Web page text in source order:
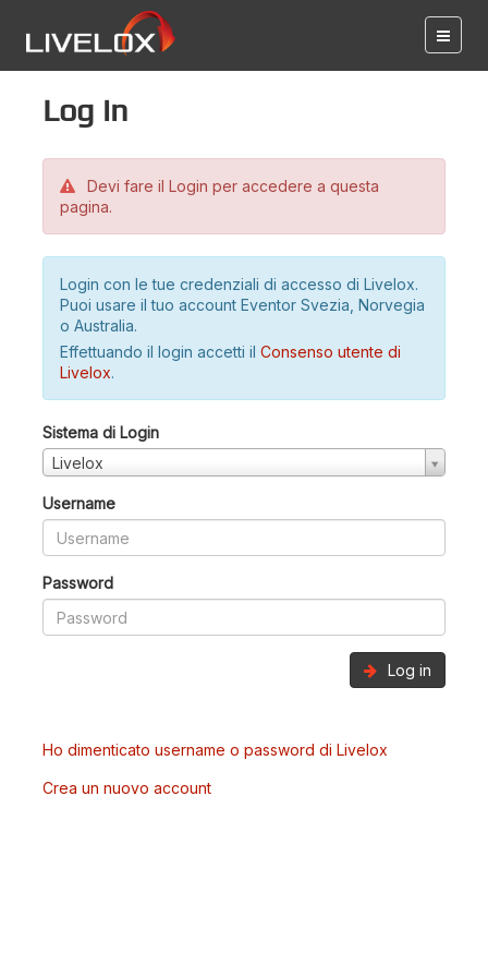
Log in
Devi fare il Login per accedere a questa
pagina.
Login con le tue credenziali di accesso di Livelox.
Puoi usare il tuo account Eventor Svezia, Norvegia
o Australia.
Effettuando il login accetti il Consenso utente di
Livelox.
Sistema di Login
Livelox
Username
Password
Log in
Ho dimenticato username o password di Livelox
Crea un nuovo account